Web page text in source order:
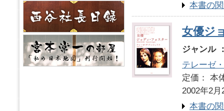
本書の
女優ジ
ジャンル
テレーゼ
定価：
2002年2月
本書の